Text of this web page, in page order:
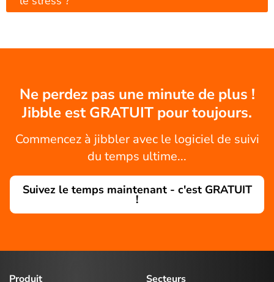
Ne perdez pas une minute de plus !
Jibble est GRATUIT pour toujours.
Commencez à jibbler avec le logiciel de suivi
du temps ultime...
Suivez le temps maintenant - c'est GRATUIT
!
Produit
Secteurs